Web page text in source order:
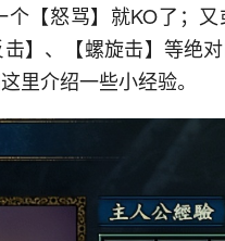
【怒骂】就KO了；
】、【螺旋击】等绝
里介绍一些小经验。